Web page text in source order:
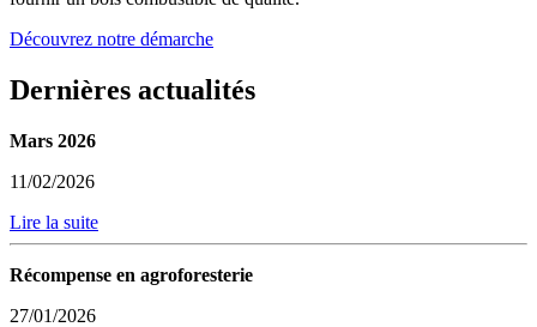
Découvrez notre démarche
Dernières actualités
Mars 2026
11/02/2026
Lire la suite
Récompense en agroforesterie
27/01/2026